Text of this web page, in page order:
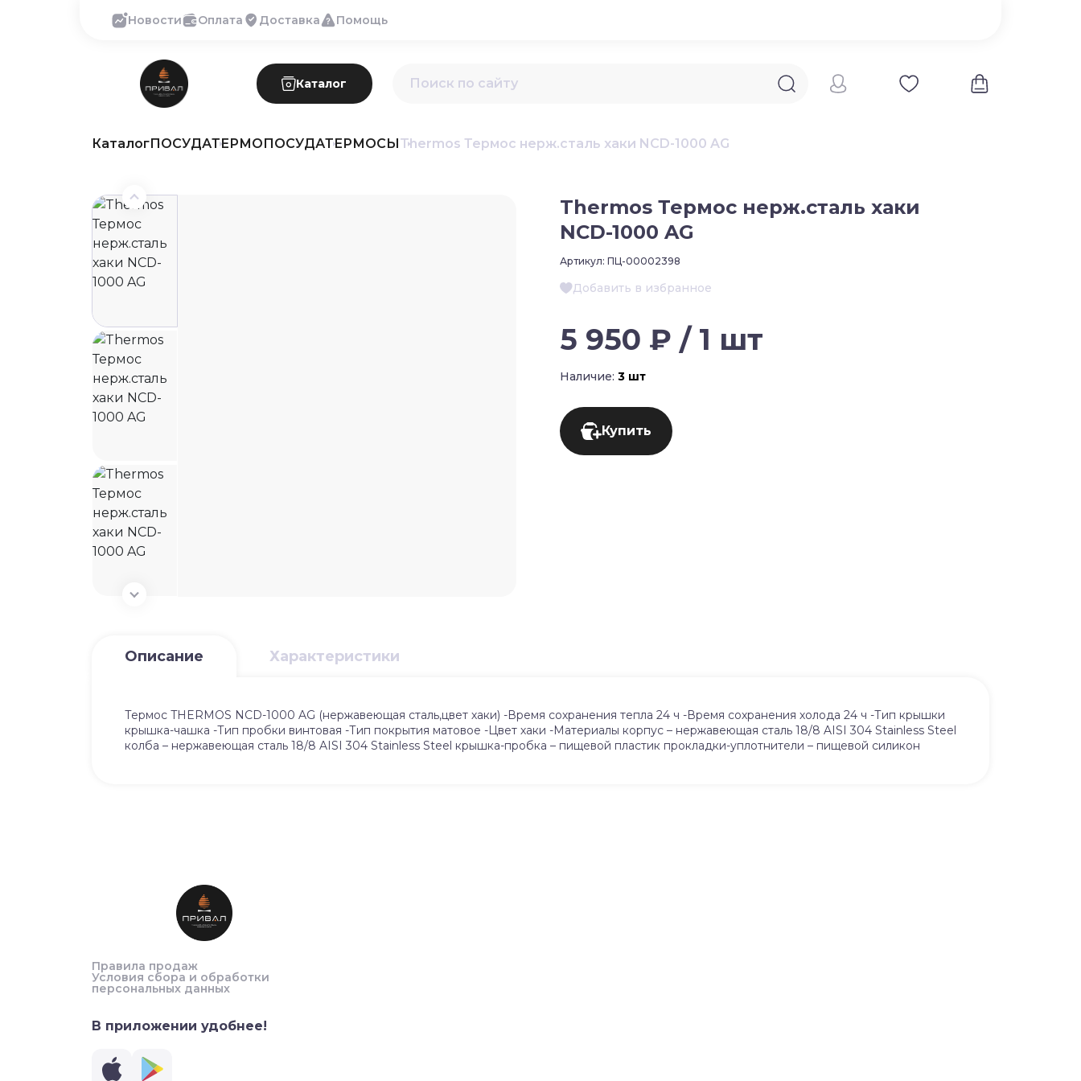
Новости Оплата Доставка Помощь
Каталог
КаталогПОСУДАТЕРМОПОСУДАТЕРМОСЫThermos Термос нерж.сталь хаки NCD-1000 AG
Thermos Термос нерж.сталь хаки
NCD-1000 AG
Артикул: ПЦ-00002398
Добавить в избранное
5 950 ₽ / 1 шт
Наличие: 3 шт
Купить
Описание Характеристики
Термос THERMOS NCD-1000 AG (нержавеющая сталь,цвет хаки) -Время сохранения тепла 24 ч -Время сохранения холода 24 ч -Тип крышки
крышка-чашка -Тип пробки винтовая -Тип покрытия матовое -Цвет хаки -Материалы корпус – нержавеющая сталь 18/8 AISI 304 Stainless Steel
колба – нержавеющая сталь 18/8 AISI 304 Stainless Steel крышка-пробка – пищевой пластик прокладки-уплотнители – пищевой силикон
Правила продаж
Условия сбора и обработки
персональных данных
В приложении удобнее!